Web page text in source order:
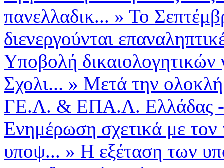
πανελλαδικ... » Το
διενεργούνται
Υποβολή
Σχολι... » Μετά την
ΓΕ.Λ. & ΕΠΑ.Λ. Ελλάδας
Ενημέρωση σχετικά με
υποψ... » Η εξέταση των